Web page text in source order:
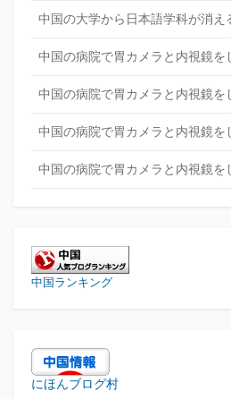
中国の大学から日本語学科が消え
中国の病院で胃カメラと内視鏡
中国の病院で胃カメラと内視鏡
中国の病院で胃カメラと内視鏡
中国の病院で胃カメラと内視鏡
中国ランキング
にほんブログ村